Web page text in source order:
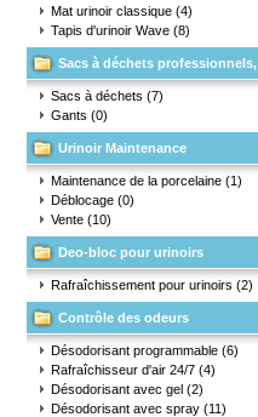
Mat urinoir classique (4)
Tapis d'urinoir Wave (8)
Sacs à déchets professionnels,
matériaux d'emballage et gants
Sacs à déchets (7)
Gants (0)
Urinoir Maintenance
Maintenance de la porcelaine (1)
Déblocage (0)
Vente (10)
Deo-bloc pour urinoirs
Rafraîchissement pour urinoirs (2)
Contrôle des odeurs
Désodorisant programmable (6)
Rafraîchisseur d'air 24/7 (4)
Désodorisant avec gel (2)
Désodorisant avec spray (11)